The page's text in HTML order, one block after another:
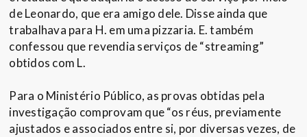
de Leonardo, que era amigo dele. Disse ainda que
trabalhava para H. em uma pizzaria. E. também
confessou que revendia serviços de “streaming”
obtidos com L.
Para o Ministério Público, as provas obtidas pela
investigação comprovam que “os réus, previamente
ajustados e associados entre si, por diversas vezes, de